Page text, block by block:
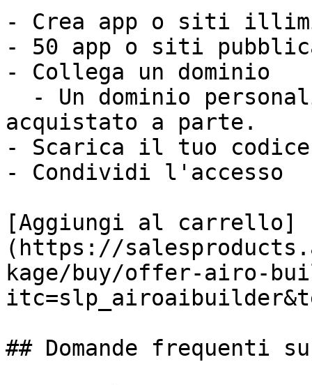
- Crea app o siti
- 50 app o siti
- Collega un dominio
acquistato a parte.
- Scarica il tuo codice
- Condividi l'accesso
[Aggiungi al carrello]
(https://
kage/buy/offer-airo-
## Domande frequenti